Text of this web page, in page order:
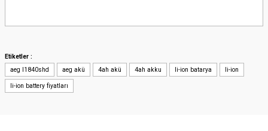
Yorum Yaz
Etiketler :
aeg l1840shd
aeg akü 4ah akü 4ah akku li-ion batarya li-ion
li-ion battery fiyatları